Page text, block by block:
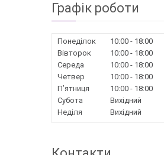
Графік роботи
Понеділок 10:00
18:00
Вівторок
10:00
18:00
Середа
10:00
18:00
Четвер
10:00
18:00
Пʼятниця
10:00
18:00
Субота
Вихідний
Неділя
Вихідний